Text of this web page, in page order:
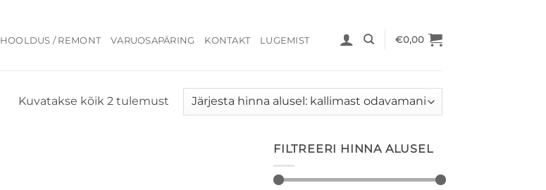
HOOLDUS / REMONT VARUOSAPÄRING KONTAKT LUGEMIST €0,00
Kuvatakse kõik 2 tulemustSorditud
hinna
FILTREERI HINNA ALUSEL